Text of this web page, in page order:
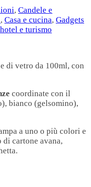
, Candele e
, Casa e cucina, Gadgets
e turismo
di vetro da 100ml, con
coordinate con il
bianco (gelsomino),
a uno o più colori e
cartone avana,